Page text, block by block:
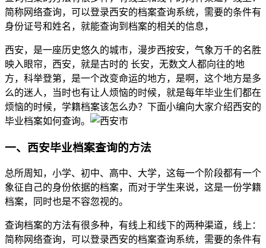
简称网络查询，可以登录西安的档案查询系统，需要的条件有
身份证号和姓名，就能查询到档案的相关的信息，
西安，是一座历史悠久的城市，漫步西按安，气象万千的名胜
映入眼帘，西安，就是古时的 长安，无数文人都向往的地
方，科举登第，是一个改变命运的地方，是啊，这个地方是多
么的迷人，当时也有让人烦恼的时候，就是每年毕业生们都在
烦恼的时候，学籍档案该怎么办？下面小编向大家介绍西安的
毕业档案如何查询。
一、西安毕业档案查询的方法
总所周知，小学、初中、高中、大学，这每一个阶段都有一个
象征自己的身份依据的档案，而对于学生来说，这是一份学籍
档案，同时也是不容忽视的。
查询档案的方法有很多种，有线上和线下的两种渠道，线上：
简称网络查询，可以登录西安的档案查询系统，需要的条件有